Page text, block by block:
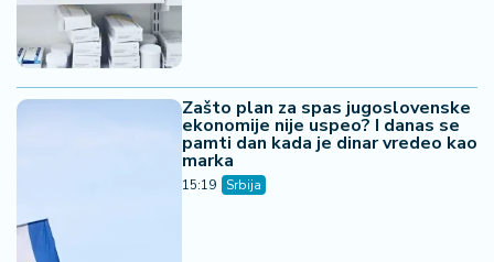
Zašto plan za spas jugoslovenske
ekonomije nije uspeo? I danas se
pamti dan kada je dinar vredeo kao
marka
15:19 Srbija